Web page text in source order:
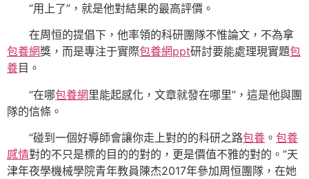
“用上了”，就是他對結果的最高評價。
在周恒的提倡下，他率領的科研團隊不惟論文，不為拿
包養網獎，而是專注于實際包養網ppt研討要能處理現實題包
養目。
“在哪包養網里能起感化，文章就發在哪里”，這是他與團
隊的信條。
“碰到一個好導師會讓你走上對的的科研之路包養 。 包養
感情對的不只是標的目的的對的，更是價值不雅的對的。”天
津年夜學機械學院青年教員陳杰2017年參加周恒團隊，在她